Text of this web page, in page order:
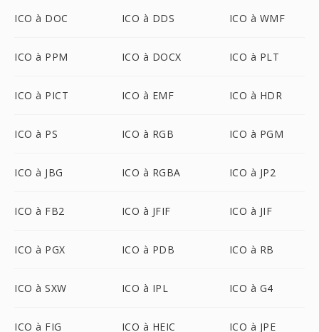
ICO à DOC ICO à DDS ICO à WMF
ICO à PPM ICO à DOCX ICO à PLT
ICO à PICT ICO à EMF ICO à HDR
ICO à PS ICO à RGB ICO à PGM
ICO à JBG ICO à RGBA ICO à JP2
ICO à FB2 ICO à JFIF ICO à JIF
ICO à PGX ICO à PDB ICO à RB
ICO à SXW ICO à IPL ICO à G4
ICO à FIG ICO à HEIC ICO à JPE